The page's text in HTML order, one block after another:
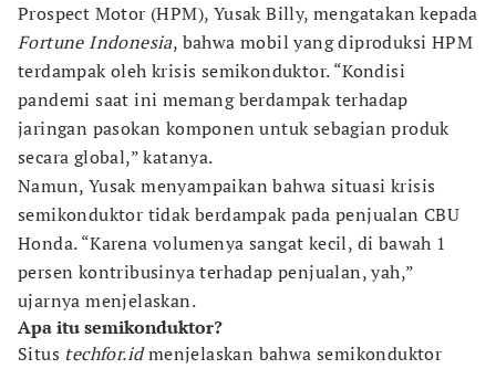
Prospect Motor (HPM), Yusak Billy, mengatakan kepada
Fortune Indonesia, bahwa mobil yang diproduksi HPM
terdampak oleh krisis semikonduktor. “Kondisi
pandemi saat ini memang berdampak terhadap
jaringan pasokan komponen untuk sebagian produk
secara global,” katanya.
Namun, Yusak menyampaikan bahwa situasi krisis
semikonduktor tidak berdampak pada penjualan CBU
Honda. “Karena volumenya sangat kecil, di bawah 1
persen kontribusinya terhadap penjualan, yah,”
ujarnya menjelaskan.
Apa itu semikonduktor?
Situs techfor.idmenjelaskan bahwa semikonduktor